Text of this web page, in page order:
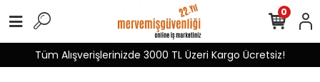
Tüm Alışverişlerinizde 3000 TL Üzeri Kargo Ücretsiz!
0